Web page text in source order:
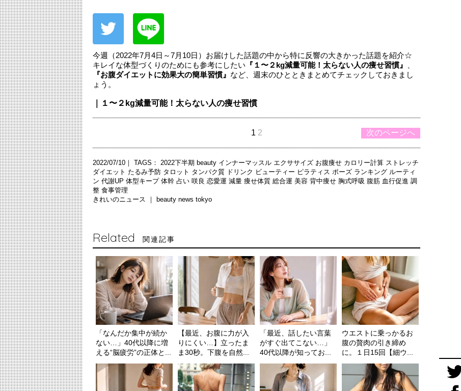
今週（2022年7月4日～7月10日）お届けした話題の中から特に反響の大きかった話題を紹介☆
キレイな体型づくりのためにも参考にしたい 『１〜２kg減量可能！太らない人の痩せ習慣』
『お腹ダイエットに効果大の簡単習慣』 など、週末のひとときまとめてチェックしておきまし
ょう。
｜１〜２kg減量可能！太らない人の痩せ習慣
次のページへ
1 2
2022/07/10｜ TAGS： 2022下半期 beauty インナーマッスル エクササイズ お腹痩せ カロリー計算 ストレッチ
ダイエット たるみ予防 タロット タンパク質 ドリンク ビューティー ピラティス ポーズ ランキング ルーティ
ン 代謝UP 体型キープ 体幹 占い 咲良 恋愛運 減量 痩せ体質 総合運 美容 背中痩せ 胸式呼吸 腹筋 血行促進 調
整 食事管理
きれいのニュース ｜
beauty news tokyo
Related 関連記事
「なんだか集中が続か
ない…」40代以降に増
える“脳疲労”の正体と...
【最近、お腹に力が入
りにくい…】立ったま
ま30秒。下腹を自然...
「最近、話したい言葉
がすぐ出てこない…」
40代以降が知ってお...
ウエストに乗っかるお
腹の贅肉の引き締め
に。１日15回【細ウ...